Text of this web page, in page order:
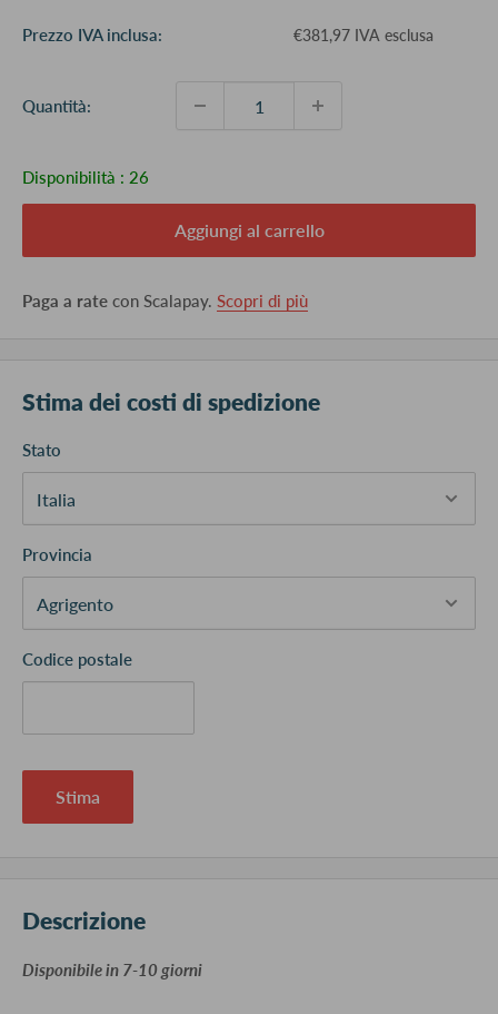
Prezzo IVA inclusa: €381,97 IVA esclusa
Quantità:
Disponibilità : 26
Aggiungi al carrello
Paga a rate con Scalapay. Scopri di più
Stima dei costi di spedizione
Stato
Provincia
Codice postale
Stima
Descrizione
​Disponibile in 7-10 giorni